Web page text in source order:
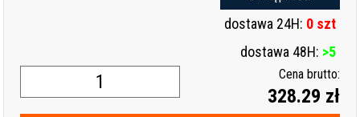
dostawa 24H: 0 szt
dostawa 48H: >5
Cena brutto:
328.29 zł